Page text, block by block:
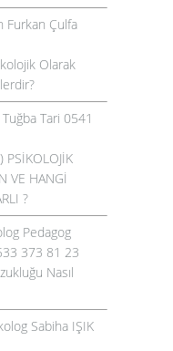
Furkan Çulfa
Olarak
Tari 0541
PSİKOLOJİK
VE HANGİ
?
Pedagog
373 81 23
Nasıl
Sabiha IŞIK